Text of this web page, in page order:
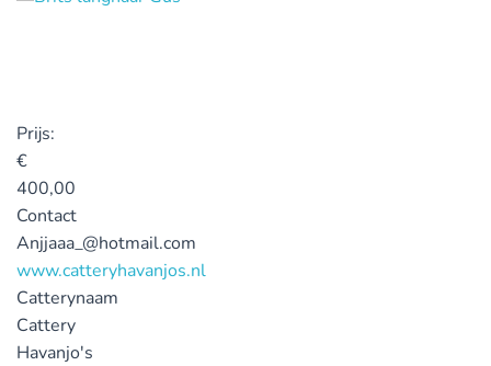
Prijs:
€
400,00
Contact
Anjjaaa_@hotmail.com
www.catteryhavanjos.nl
Catterynaam
Cattery
Havanjo's